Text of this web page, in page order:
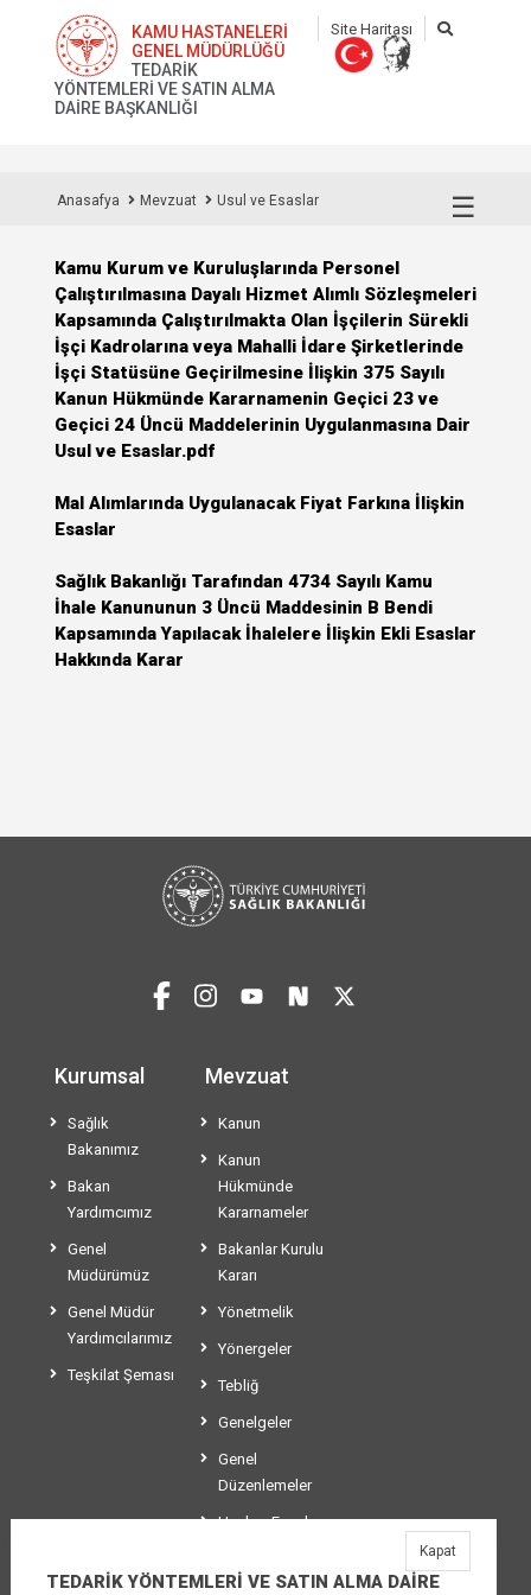
KAMU HASTANELERİ
GENEL MÜDÜRLÜĞÜ
TEDARİK
YÖNTEMLERİ VE SATIN ALMA
DAİRE BAŞKANLIĞI
Site Haritası
☰
Anasafya Mevzuat Usul ve Esaslar
Kamu Kurum ve Kuruluşlarında Personel
Çalıştırılmasına Dayalı Hizmet Alımlı Sözleşmeleri
Kapsamında Çalıştırılmakta Olan İşçilerin Sürekli
İşçi Kadrolarına veya Mahalli İdare Şirketlerinde
İşçi Statüsüne Geçirilmesine İlişkin 375 Sayılı
Kanun Hükmünde Kararnamenin Geçici 23 ve
Geçici 24 Üncü Maddelerinin Uygulanmasına Dair
Usul ve Esaslar.pdf
Mal Alımlarında Uygulanacak Fiyat Farkına İlişkin
Esaslar
Sağlık Bakanlığı Tarafından 4734 Sayılı Kamu
İhale Kanununun 3 Üncü Maddesinin B Bendi
Kapsamında Yapılacak İhalelere İlişkin Ekli Esaslar
Hakkında Karar
Kurumsal
Sağlık
Bakanımız
Bakan
Yardımcımız
Genel
Müdürümüz
Genel Müdür
Yardımcılarımız
Teşkilat Şeması
Mevzuat
Kanun
Kanun
Hükmünde
Kararnameler
Bakanlar Kurulu
Kararı
Yönetmelik
Yönergeler
Tebliğ
Genelgeler
Genel
Düzenlemeler
Usul ve Esaslar
TEDARİK YÖNTEMLERİ VE SATIN ALMA DAİRE
Kapat